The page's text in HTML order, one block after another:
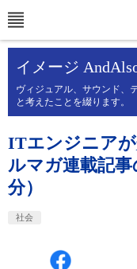
イメージ
ヴィジュアル、サウンド、
と考えたことを綴ります。
ITエンジニア
ルマガ連載記事
分）
社会